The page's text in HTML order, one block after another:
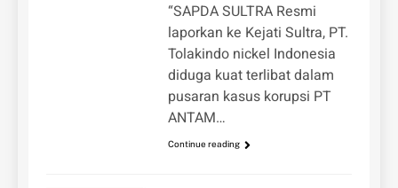
“SAPDA SULTRA Resmi
laporkan ke Kejati Sultra, PT.
Tolakindo nickel Indonesia
diduga kuat terlibat dalam
pusaran kasus korupsi PT
ANTAM…
Continue reading